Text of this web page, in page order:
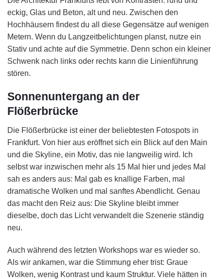
eckig, Glas und Beton, alt und neu. Zwischen den
Hochhäusern findest du all diese Gegensätze auf wenigen
Metern. Wenn du Langzeitbelichtungen planst, nutze ein
Stativ und achte auf die Symmetrie. Denn schon ein kleiner
Schwenk nach links oder rechts kann die Linienführung
stören.
Sonnenuntergang an der
Flößerbrücke
Die Flößerbrücke ist einer der beliebtesten Fotospots in
Frankfurt. Von hier aus eröffnet sich ein Blick auf den Main
und die Skyline, ein Motiv, das nie langweilig wird. Ich
selbst war inzwischen mehr als 15 Mal hier und jedes Mal
sah es anders aus: Mal gab es knallige Farben, mal
dramatische Wolken und mal sanftes Abendlicht. Genau
das macht den Reiz aus: Die Skyline bleibt immer
dieselbe, doch das Licht verwandelt die Szenerie ständig
neu.
Auch während des letzten Workshops war es wieder so.
Als wir ankamen, war die Stimmung eher trist: Graue
Wolken, wenig Kontrast und kaum Struktur. Viele hätten in